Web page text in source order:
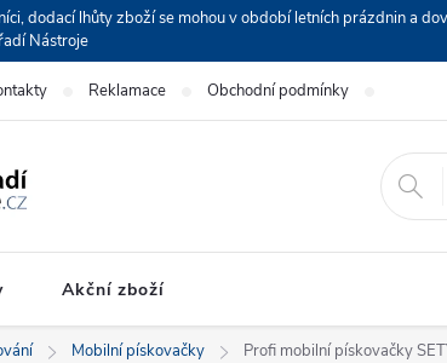
dodací lhůty zboží se mohou v období letních prázdnin a
Nástroje
Reklamace Obchodní podmínky
Akční zboží
Mobilní pískovačky Profi mobilní pískovačky